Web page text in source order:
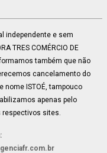
independente e sem
TRES COMÉRCIO DE
também que não
cancelamento do
ISTOÉ, tampouco
apenas pelo
respectivos sites.